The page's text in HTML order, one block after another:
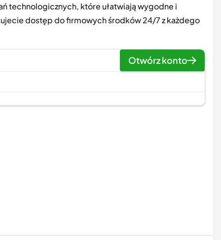
technologicznych, które ułatwiają wygodne i
dostęp do firmowych środków 24/7 z każdego
Otwórz konto